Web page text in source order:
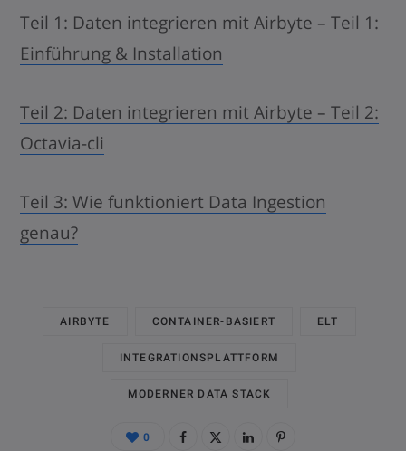
Teil 1: Daten integrieren mit Airbyte – Teil 1:
Einführung & Installation
Teil 2: Daten integrieren mit Airbyte – Teil 2:
Octavia-cli
Teil 3: Wie funktioniert Data Ingestion
genau?
AIRBYTE CONTAINER-BASIERT ELT
INTEGRATIONSPLATTFORM
MODERNER DATA STACK
0